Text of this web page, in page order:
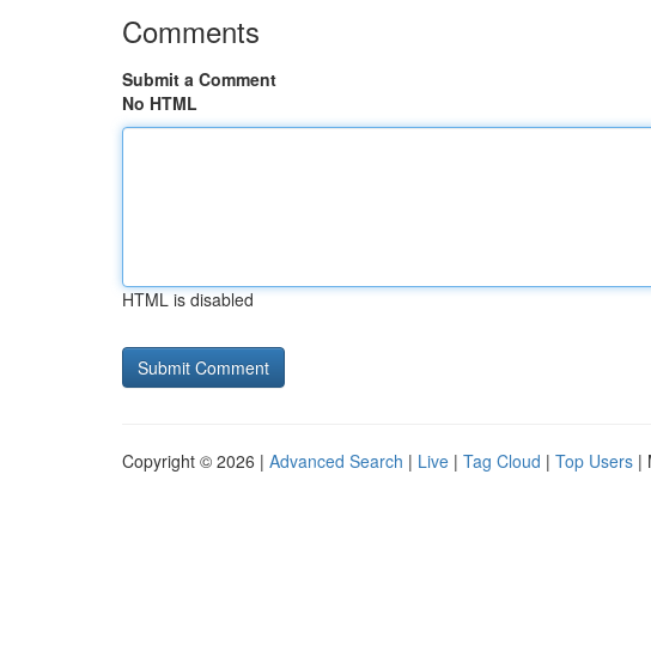
Comments
Submit a Comment
No HTML
HTML is disabled
Copyright © 2026 | Advanced Search | Live | Tag Cloud | Top Users |